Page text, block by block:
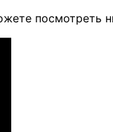
посмотреть